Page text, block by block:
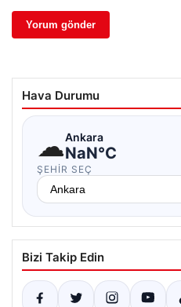
Hava Durumu
☁Ankara
NaN°C
ŞEHIR SEÇ
Bizi Takip Edin